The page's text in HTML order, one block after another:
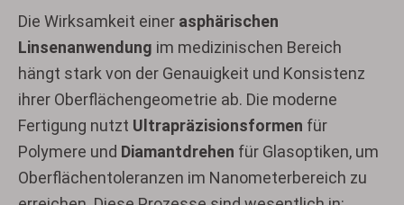
Die Wirksamkeit einer asphärischen
Linsenanwendung im medizinischen Bereich
hängt stark von der Genauigkeit und Konsistenz
ihrer Oberflächengeometrie ab. Die moderne
Fertigung nutzt Ultrapräzisionsformen für
Polymere und Diamantdrehen für Glasoptiken, um
Oberflächentoleranzen im Nanometerbereich zu